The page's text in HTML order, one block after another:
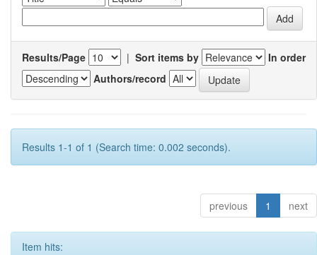
Results/Page | Sort items by
In order
Authors/record
Results 1-1 of 1 (Search time: 0.002 seconds).
previous 1 next
Item hits: